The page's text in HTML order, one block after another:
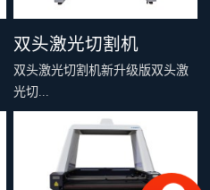
双头激光切割机
双头激光切割机新升级版双头激
光切...
割机全面提升整机刚性和结构稳
定性，多个型号可供选择，适合